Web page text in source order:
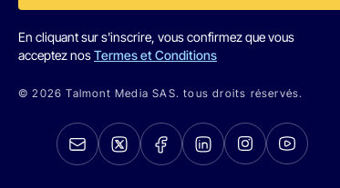
En cliquant sur s'inscrire, vous confirmez que vous
acceptez nosTermes et Conditions
© 2026 Talmont Media SAS. tous droits réservés.